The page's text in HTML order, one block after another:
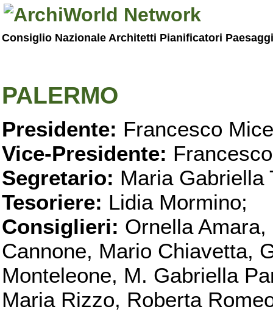
Consiglio Nazionale Architetti Pianificatori
PALERMO
Presidente: Francesco
Vice-Presidente:
Segretario: Maria Gabriella
Tesoriere: Lidia Mormino;
Consiglieri: Ornella
Cannone, Mario Chiavetta,
Monteleone, M. Gabriella
Maria Rizzo, Roberta